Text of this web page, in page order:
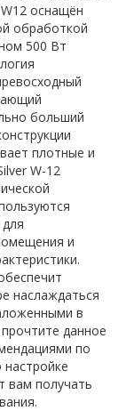
оснащён
обработкой
500 Вт
больший
плотные и
W-12
и
наслаждаться
в
данное
по
настройке
вам получать